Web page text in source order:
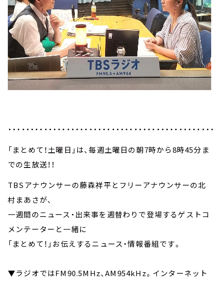
・・・・・・・・・・・・・・・・・・・・・・・・・・・・・・・・・・・・・・・・・・・・・・
「まとめて！土曜日」は、毎週土曜日の朝7時から8時45分ま
での生放送！！
TBSアナウンサーの藤森祥平とフリーアナウンサーの北
村まあさが、
一週間のニュース・出来事を週替わりで登場するゲストコ
メンテーターと一緒に
「まとめて！」お伝えするニュース・情報番組です。
▼ラジオではFM90.5MHz、AM954kHz。インターネット